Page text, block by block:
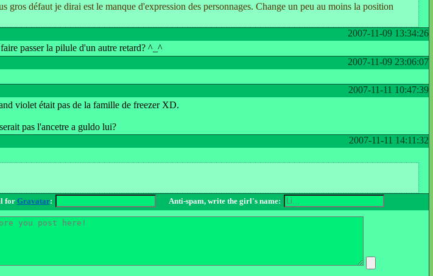
gros défaut je dirai est le manque d'expression des personnages. Change un peu au moins la position
2007-11-09 13:34:26
passer la pilule d'un autre retard? ^_^
2007-11-09 23:06:07
2007-11-11 10:47:39
violet était pas de la famille de freezer XD.
pas l'ancetre a guldo lui?
2007-11-11 14:11:32
for Gravatar: Anti-spam, write the girl's name: